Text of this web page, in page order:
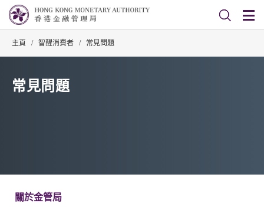
主頁 / 智醒消費者 / 常見問題
常見問題
關於金管局